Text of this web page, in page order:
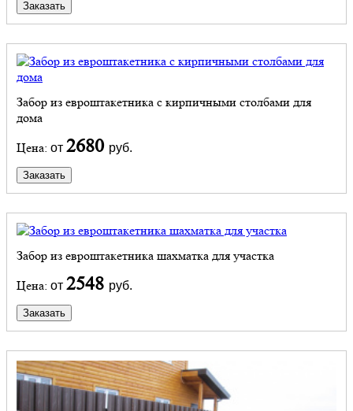
Заказать
Забор из евроштакетника с кирпичными столбами для
дома
Цена: от 2680 руб.
Заказать
Забор из евроштакетника шахматка для участка
Цена: от 2548 руб.
Заказать